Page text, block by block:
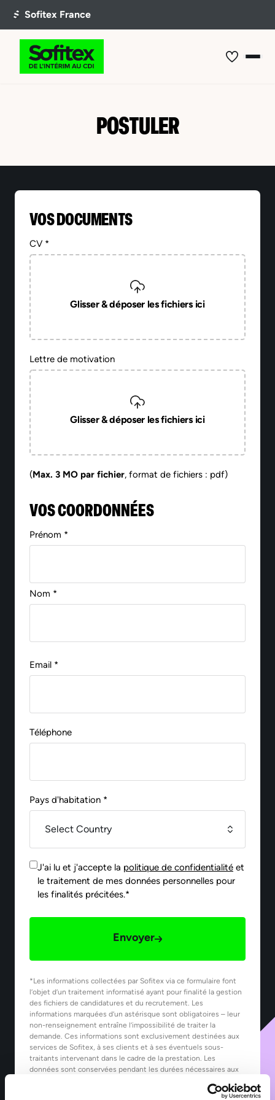
POSTULER
VOS DOCUMENTS
CV *
Glisser & déposer les fichiers ici
Lettre de motivation
Glisser & déposer les fichiers ici
(Max. 3 MO par fichier, format de fichiers : pdf)
VOS COORDONNÉES
Prénom *
Nom *
Email *
Téléphone
Pays d'habitation *
J'ai lu et j'accepte la politique de confidentialité et
le traitement de mes données personnelles pour
les finalités précitées.*
Envoyer
*Les informations collectées par Sofitex via ce formulaire font
l’objet d’un traitement informatisé ayant pour finalité la gestion
des fichiers de candidatures et du recrutement. Les
informations marquées d’un astérisque sont obligatoires – leur
non-renseignement entraîne l’impossibilité de traiter la
demande. Ces informations sont exclusivement destinées aux
services de Sofitex, à ses clients et à ses éventuels sous-
traitants intervenant dans le cadre de la prestation. Les
données sont conservées pendant les durées nécessaires aux